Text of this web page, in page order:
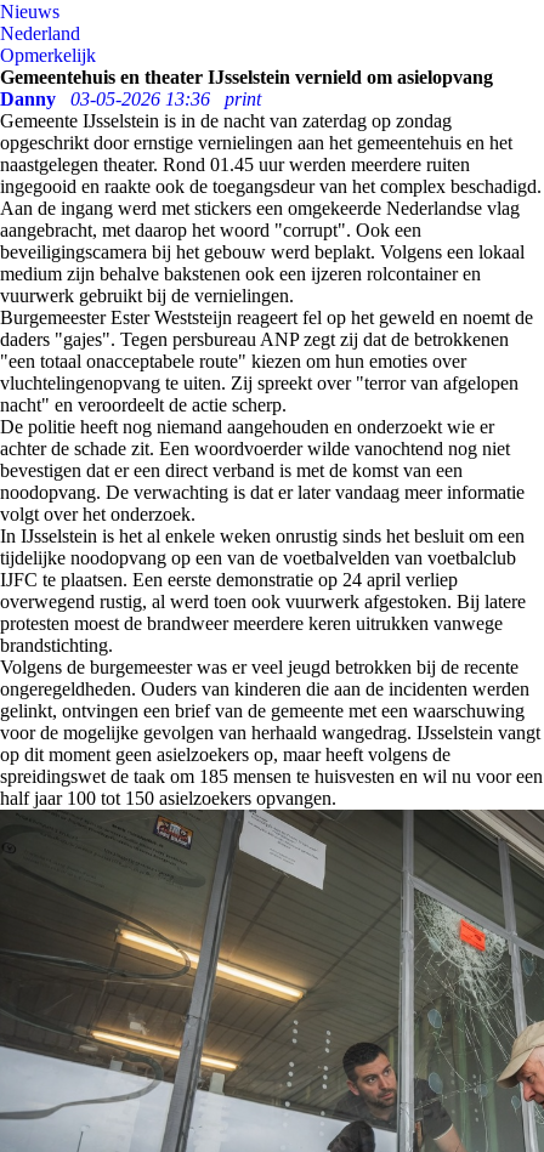
Nieuws
Nederland
Opmerkelijk
Gemeentehuis en theater IJsselstein vernield om asielopvang
Danny
03-05-2026 13:36
print
Gemeente IJsselstein is in de nacht van zaterdag op zondag
opgeschrikt door ernstige vernielingen aan het gemeentehuis en het
naastgelegen theater. Rond 01.45 uur werden meerdere ruiten
ingegooid en raakte ook de toegangsdeur van het complex beschadigd.
Aan de ingang werd met stickers een omgekeerde Nederlandse vlag
aangebracht, met daarop het woord "corrupt". Ook een
beveiligingscamera bij het gebouw werd beplakt. Volgens een lokaal
medium zijn behalve bakstenen ook een ijzeren rolcontainer en
vuurwerk gebruikt bij de vernielingen.
Burgemeester Ester Weststeijn reageert fel op het geweld en noemt de
daders "gajes". Tegen persbureau ANP zegt zij dat de betrokkenen
"een totaal onacceptabele route" kiezen om hun emoties over
vluchtelingenopvang te uiten. Zij spreekt over "terror van afgelopen
nacht" en veroordeelt de actie scherp.
De politie heeft nog niemand aangehouden en onderzoekt wie er
achter de schade zit. Een woordvoerder wilde vanochtend nog niet
bevestigen dat er een direct verband is met de komst van een
noodopvang. De verwachting is dat er later vandaag meer informatie
volgt over het onderzoek.
In IJsselstein is het al enkele weken onrustig sinds het besluit om een
tijdelijke noodopvang op een van de voetbalvelden van voetbalclub
IJFC te plaatsen. Een eerste demonstratie op 24 april verliep
overwegend rustig, al werd toen ook vuurwerk afgestoken. Bij latere
protesten moest de brandweer meerdere keren uitrukken vanwege
brandstichting.
Volgens de burgemeester was er veel jeugd betrokken bij de recente
ongeregeldheden. Ouders van kinderen die aan de incidenten werden
gelinkt, ontvingen een brief van de gemeente met een waarschuwing
voor de mogelijke gevolgen van herhaald wangedrag. IJsselstein vangt
op dit moment geen asielzoekers op, maar heeft volgens de
spreidingswet de taak om 185 mensen te huisvesten en wil nu voor een
half jaar 100 tot 150 asielzoekers opvangen.